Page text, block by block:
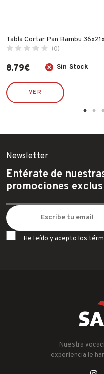
Tabla Cortar Pan Bambu
(0)
8.79€ Sin Stock
VER
Newsletter
Entérate de
promociones
He leído y acepto los
Nuestra
experiencia le